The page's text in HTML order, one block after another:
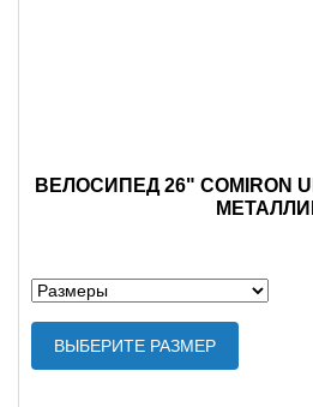
ВЕЛОСИПЕД 26" COMIRON
ВЫБЕРИТЕ РАЗМЕР